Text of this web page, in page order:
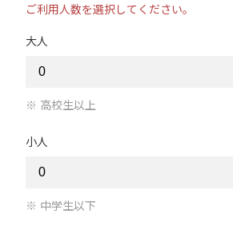
ご利用人数を選択してください。
大人
高校生以上
小人
中学生以下